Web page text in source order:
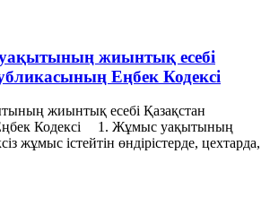
жиынтық есебі
Еңбек Кодексі
жиынтық есебі Қазақстан
Кодексі 1. Жұмыс уақытының
жұмыс істейтін өндірістерде, цехтарда,